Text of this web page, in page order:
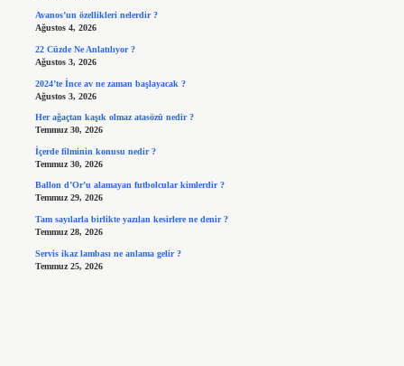
Avanos’un özellikleri nelerdir ?
Ağustos 4, 2026
22 Cüzde Ne Anlatılıyor ?
Ağustos 3, 2026
2024’te İnce av ne zaman başlayacak ?
Ağustos 3, 2026
Her ağaçtan kaşık olmaz atasözü nedir ?
Temmuz 30, 2026
İçerde filminin konusu nedir ?
Temmuz 30, 2026
Ballon d’Or’u alamayan futbolcular kimlerdir ?
Temmuz 29, 2026
Tam sayılarla birlikte yazılan kesirlere ne denir ?
Temmuz 28, 2026
Servis ikaz lambası ne anlama gelir ?
Temmuz 25, 2026